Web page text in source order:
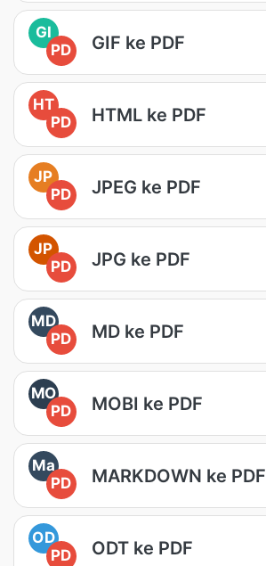
GI
PD
GIF ke PDF
HT
PD
HTML ke PDF
JP
PD
JPEG ke PDF
JP
PD
JPG ke PDF
MD
PD
MD ke PDF
MO
PD
MOBI ke PDF
Ma
PD
MARKDOWN ke PDF
OD
PD
ODT ke PDF